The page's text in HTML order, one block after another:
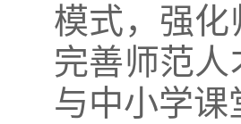
模式，强
完善师范
与中小学